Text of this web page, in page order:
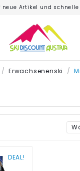
neue Artikel und schnelle
Erwachsenenski
DEAL!